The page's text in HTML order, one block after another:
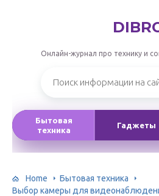
Онлайн-журнал про технику и
Бытовая
техника
Гаджеты
Home
Бытовая техника
Выбор камеры для